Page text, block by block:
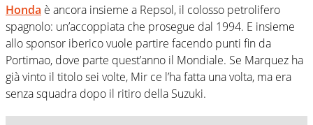
Honda è ancora insieme a Repsol, il colosso petrolifero
spagnolo: un’accoppiata che prosegue dal 1994. E insieme
allo sponsor iberico vuole partire facendo punti fin da
Portimao, dove parte quest’anno il Mondiale. Se Marquez ha
già vinto il titolo sei volte, Mir ce l’ha fatta una volta, ma era
senza squadra dopo il ritiro della Suzuki.